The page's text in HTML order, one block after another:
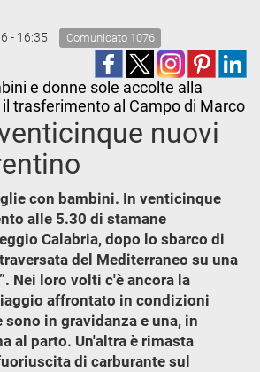
- 16:35 Comunicato 1076
e donne sole accolte alla
il trasferimento al Campo di Marco
nuovi
con bambini. In venticinque
alle 5.30 di stamane
Calabria, dopo lo sbarco di
del Mediterraneo su una
Nei loro volti c'è ancora la
affrontato in condizioni
in gravidanza e una, in
al parto. Un'altra è rimasta
di carburante sul